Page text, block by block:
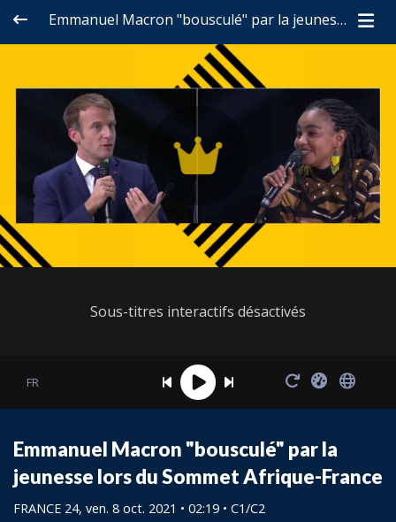
Emmanuel Macron "bousculé" par la jeunesse lors du Sommet Afrique-France
Sous-titres interactifs désactivés
FR
Emmanuel Macron "bousculé" par la
jeunesse lors du Sommet Afrique-France
FRANCE 24, ven. 8 oct. 2021 • 02:19 • C1/C2